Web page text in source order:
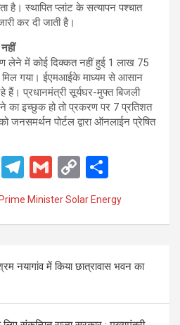
है। स्थापित प्लांट के सत्यापन पश्चात
कर दी जाती है।
लेने में कोई दिक्कत नहीं हुई 1 लाख 75
गया। ईएमआईके माध्यम से आसान
प्रधानमंत्री सूर्यघर-मुफ्त बिजली
का इच्छुक हो तो प्रकरण पर 7 प्रतिशत
पोर्टल द्वारा ऑनलाईन प्रेषित
X
T
el
e
a
G
m
ail
C
o
py
n
k
ar
Prime Minister Solar Energy
नयागांव में किया छात्रावास भवन का